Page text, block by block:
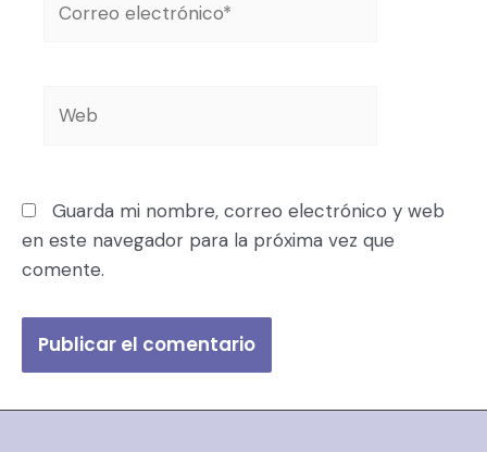
Guarda mi nombre, correo electrónico y web
en este navegador para la próxima vez que
comente.